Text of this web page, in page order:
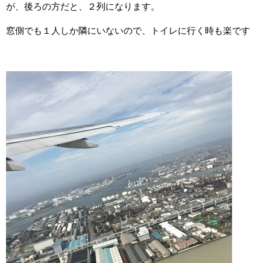
が、後ろの方だと、２列になります。
窓側でも１人しか隣にいないので、トイレに行く時も楽です